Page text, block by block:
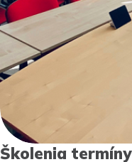
Školenia termíny